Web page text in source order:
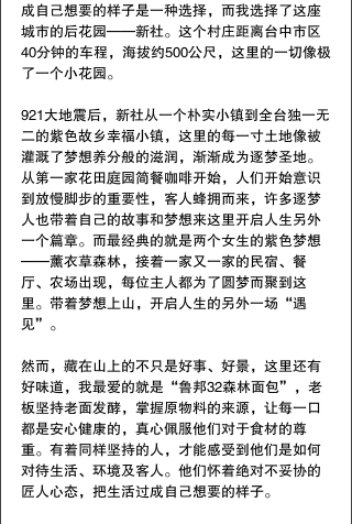
成自己想要的样子是一种选择，而我选择了这座
城市的后花园——新社。这个村庄距离台中市区
40分钟的车程，海拔约500公尺，这里的一切像极
了一个小花园。
921大地震后，新社从一个朴实小镇到全台独一无
二的紫色故乡幸福小镇，这里的每一寸土地像被
灌溉了梦想养分般的滋润，渐渐成为逐梦圣地。
从第一家花田庭园简餐咖啡开始，人们开始意识
到放慢脚步的重要性，客人蜂拥而来，许多逐梦
人也带着自己的故事和梦想来这里开启人生另外
一个篇章。而最经典的就是两个女生的紫色梦想
——薰衣草森林，接着一家又一家的民宿、餐
厅、农场出现，每位主人都为了圆梦而聚到这
里。带着梦想上山，开启人生的另外一场“遇
见”。
然而，藏在山上的不只是好事、好景，这里还有
好味道，我最爱的就是“鲁邦32森林面包”，老
板坚持老面发酵，掌握原物料的来源，让每一口
都是安心健康的，真心佩服他们对于食材的尊
重。有着同样坚持的人，才能感受到他们是如何
对待生活、环境及客人。他们怀着绝对不妥协的
匠人心态，把生活过成自己想要的样子。